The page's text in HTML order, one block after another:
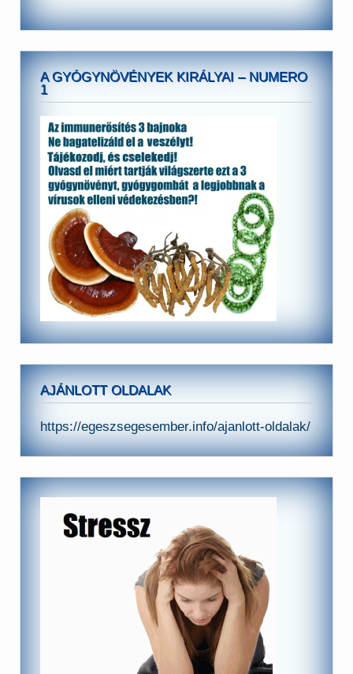
A GYÓGYNÖVÉNYEK KIRÁLYAI – NUMERO
1
AJÁNLOTT OLDALAK
https://egeszsegesember.info/ajanlott-oldalak/